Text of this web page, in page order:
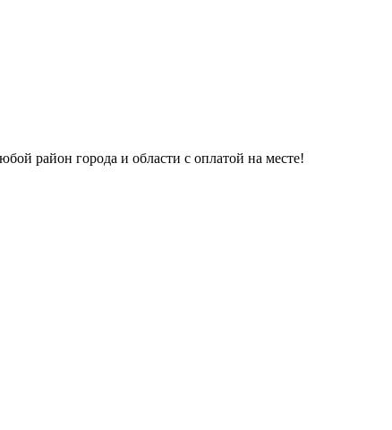
район города и области с оплатой на месте!